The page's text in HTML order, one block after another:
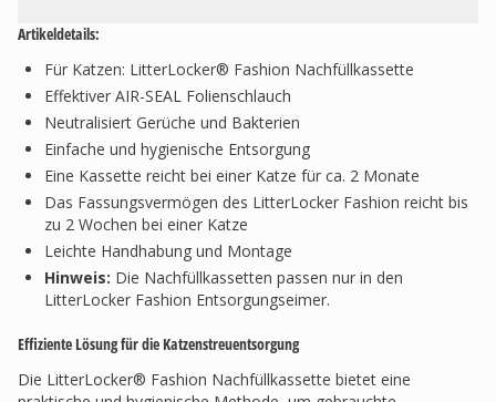
Artikeldetails:
Für Katzen: LitterLocker® Fashion Nachfüllkassette
Effektiver AIR-SEAL Folienschlauch
Neutralisiert Gerüche und Bakterien
Einfache und hygienische Entsorgung
Eine Kassette reicht bei einer Katze für ca. 2 Monate
Das Fassungsvermögen des LitterLocker Fashion reicht bis
zu 2 Wochen bei einer Katze
Leichte Handhabung und Montage
Hinweis: Die Nachfüllkassetten passen nur in den
LitterLocker Fashion Entsorgungseimer.
Effiziente Lösung für die Katzenstreuentsorgung
Die LitterLocker® Fashion Nachfüllkassette bietet eine